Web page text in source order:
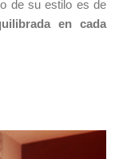
de su estilo es de
en cada